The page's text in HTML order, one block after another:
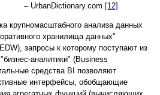
– UrbanDictionary.com [12]
крупномасштабного анализа данных
хранилища данных"
запросы к которому поступают из
аналитики" (Business
средства BI позволяют
интерфейсы, обобщающие